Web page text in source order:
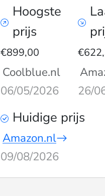
Hoogste
prijs
€899,00
Coolblue.nl
06/05/2026
26/
Huidige prijs
Amazon.nl
09/08/2026